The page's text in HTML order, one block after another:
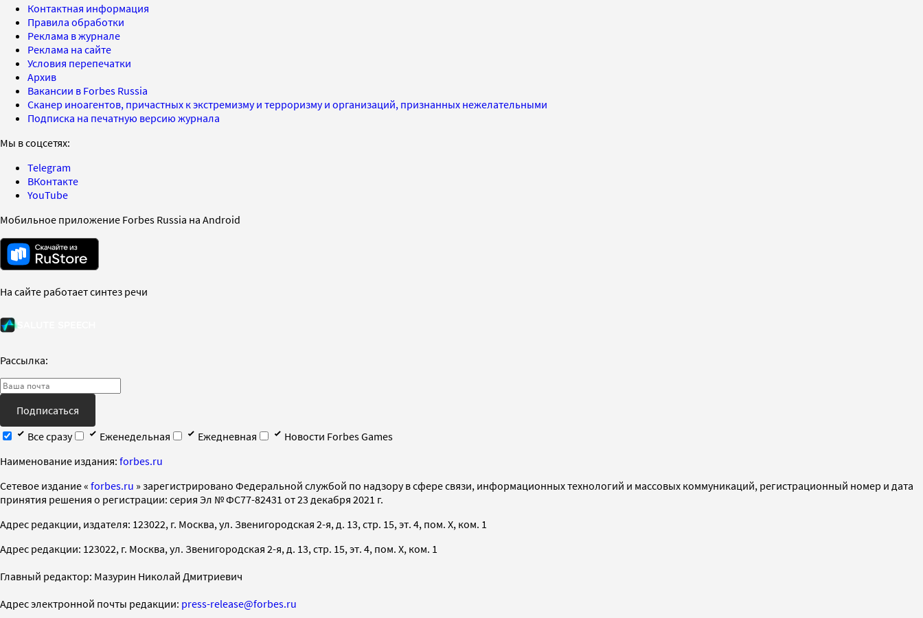
Контактная информация
Правила обработки
Реклама в журнале
Реклама на сайте
Условия перепечатки
Архив
Вакансии в Forbes Russia
Сканер иноагентов, причастных к экстремизму и терроризму и организаций, признанных нежелательными
Подписка на печатную версию журнала
Мы в соцсетях:
Telegram
ВКонтакте
YouTube
Мобильное приложение Forbes Russia на Android
На сайте работает синтез речи
Рассылка:
Подписаться
Все сразу
Еженедельная Ежедневная
Новости Forbes Games
Наименование издания: forbes.ru
Cетевое издание « forbes.ru » зарегистрировано Федеральной службой по надзору в сфере связи, информационных технологий и массовых коммуникаций, регистрационный номер и дата
принятия решения о регистрации: серия Эл № ФС77-82431 от 23 декабря 2021 г.
Адрес редакции, издателя: 123022, г. Москва, ул. Звенигородская 2-я, д. 13, стр. 15, эт. 4, пом. X, ком. 1
Адрес редакции: 123022, г. Москва, ул. Звенигородская 2-я, д. 13, стр. 15, эт. 4, пом. X, ком. 1
Главный редактор: Мазурин Николай Дмитриевич
Адрес электронной почты редакции: press-release@forbes.ru